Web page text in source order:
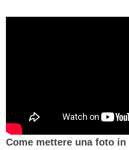
Come mettere una foto